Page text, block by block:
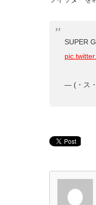
SUPER
— (・ス